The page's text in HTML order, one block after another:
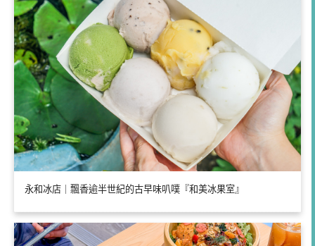
永和冰店｜飄香逾半世紀的古早味叭噗『和美冰果室』